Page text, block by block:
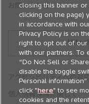
お問い合わせ
アクセシビリティへの対
個人情報保護に関して
closing this banner
clicking on the page)
in accordance with
Privacy Policy is on
right to opt out of our
with our partners. To
“Do Not Sell or
disable the toggle
Personal information”
click "here" to see
cookies and the